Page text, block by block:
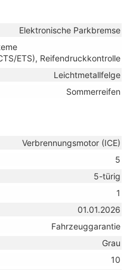
Elektronische Parkbremse
ETS), Reifendruckkontrolle
Leichtmetallfelge
Sommerreifen
Verbrennungsmotor (ICE)
5
5-türig
1
01.01.2026
Fahrzeuggarantie
Grau
10